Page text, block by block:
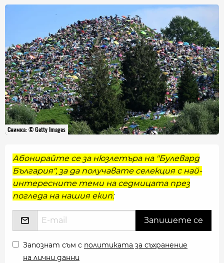
Снимка: © Getty Images
Абонирайте се за нюзлетъра на "Булевард
България", за да получавате селекция с най-
интересните теми на седмицата през
погледа на нашия екип:
Запознат съм с политиката за съхранение
на лични данни